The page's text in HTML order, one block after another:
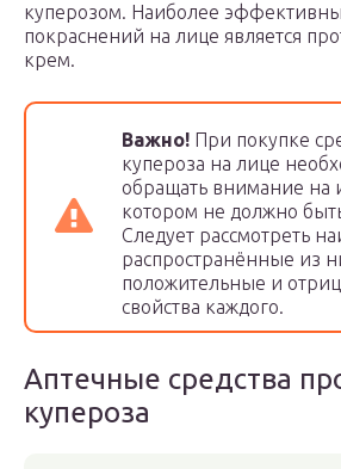
куперозом. Наиболее
покраснений на лице является
крем.
Важно! При покупке
купероза на лице
обращать внимание на
котором не должно
Следует рассмотреть
распространённые из
положительные и
свойства каждого.
Аптечные средства
купероза